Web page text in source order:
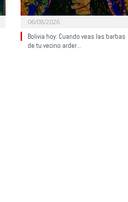
06/08/2026
Bolivia hoy: Cuando veas las barbas
de tu vecino arder…